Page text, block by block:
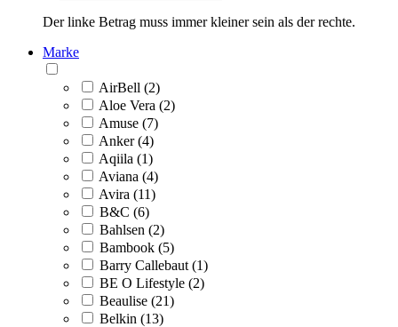
Der linke Betrag muss immer kleiner sein als der rechte.
Marke
AirBell (2)
Aloe Vera (2)
Amuse (7)
Anker (4)
Aqiila (1)
Aviana (4)
Avira (11)
B&C (6)
Bahlsen (2)
Bambook (5)
Barry Callebaut (1)
BE O Lifestyle (2)
Beaulise (21)
Belkin (13)